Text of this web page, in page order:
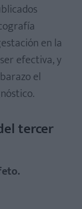
en la
efectiva, y
el
tercer